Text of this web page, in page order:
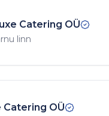
Catering OÜ
linn
Catering OÜ